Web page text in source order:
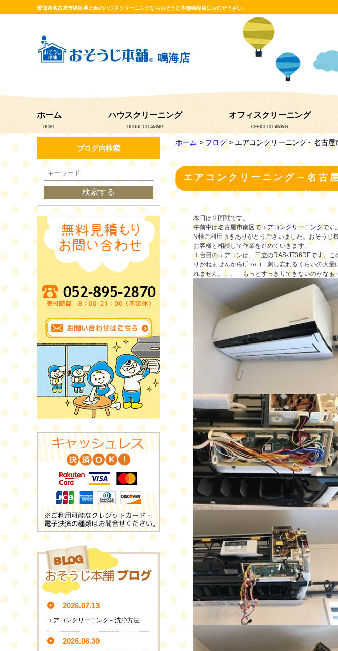
愛知県名古屋市緑区池上台のハウスクリーニングならおそうじ本舗鳴海店にお任せ下さい。
鳴海店
ホーム
HOME
ハウスクリーニング
HOUSE CLEANING
オフィスクリーニング
OFFICE CLEANING
ホーム >ブログ> エアコンクリーニング～名古屋
エアコンクリーニング～名古
本日は２回戦です。
午前中は名古屋市南区でエアコンクリーニングです
N様ご利用頂きありがとうございました。 おそうじ
お客様と相談して作業を進めていきます。
１台目のエアコンは、 日立のRAS-JT36DEです。こ
りかねませんから(;´･ω･) 刺し忘れるくらいの大
れません。。。 もっとすっきりできないのかなぁ
ブログ内検索
2026.07.13
エアコンクリーニング～洗浄方法
2026.06.30